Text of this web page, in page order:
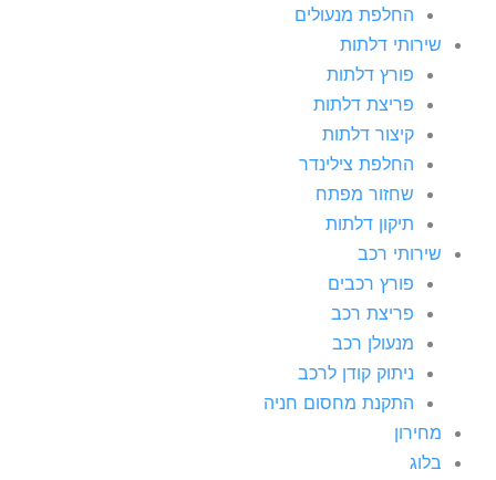
החלפת מנעולים
שירותי דלתות
פורץ דלתות
פריצת דלתות
קיצור דלתות
החלפת צילינדר
שחזור מפתח
תיקון דלתות
שירותי רכב
פורץ רכבים
פריצת רכב
מנעולן רכב
ניתוק קודן לרכב
התקנת מחסום חניה
מחירון
בלוג